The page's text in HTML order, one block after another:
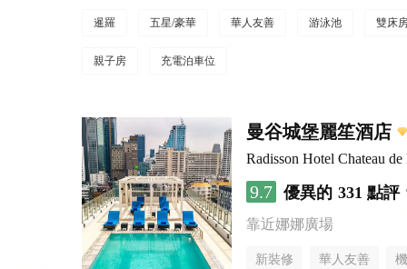
暹羅 五星/豪華 華人友善 游泳池 雙床
親子房 充電泊車位
曼谷城堡麗笙酒店
Radisson Hotel Chateau
9.7 優異的 331 點評
靠近娜娜廣場
新裝修 華人友善